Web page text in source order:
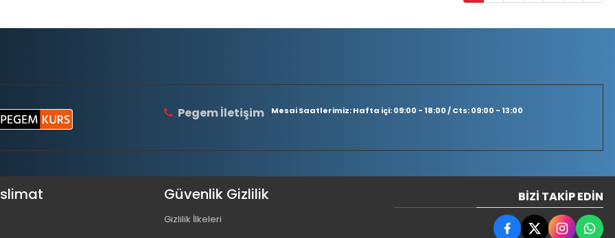
Pegem İletişim Mesai Saatlerimiz: Hafta içi: 09:00 - 18:00 / Cts: 09:00 - 13:00
Güvenlik Gizlilik
Gizlilik İlkeleri
BIZI TAKIP EDIN